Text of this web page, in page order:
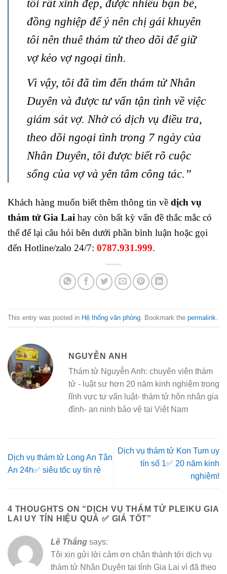
tôi rất xinh đẹp, được nhiều bạn bè,
đồng nghiệp để ý nên chị gái khuyên
tôi nên thuê thám tử theo dõi để giữ
vợ kẻo vợ ngoại tình.
Vì vậy, tôi đã tìm đến thám tử Nhân
Duyên và được tư vấn tận tình về việc
giám sát vợ. Nhờ có dịch vụ điều tra,
theo dõi ngoại tình trong 7 ngày của
Nhân Duyên, tôi được biết rõ cuộc
sống của vợ và yên tâm công tác.”
Khách hàng muốn biết thêm thông tin về dịch vụ
thám tử Gia Lai hay còn bất kỳ vấn đề thắc mắc có
thể để lại câu hỏi bên dưới phần bình luận hoặc gọi
đến Hotline/zalo 24/7: 0787.931.999.
This entry was posted in Hệ thống văn phòng . Bookmark the permalink
NGUYỄN ANH
Thám tử Nguyễn Anh: chuyên viên thám
tử - luật sư hơn 20 năm kinh nghiệm trong
lĩnh vực tư vấn luật- thám tử hôn nhân gia
đình- an ninh bảo vệ tại Việt Nam
Dịch vụ thám tử Long An Tân
An 24h✅ siêu tốc uy tín rẻ
Dịch vụ thám tử Kon Tum uy
tín số 1✅ 20 năm kinh
nghiệm!
4 THOUGHTS ON “ DỊCH VỤ THÁM TỬ PLEIKU GIA
LAI UY TÍN HIỆU QUẢ ✅ GIÁ TỐT”
Lê Thắng says:
Tôi xin gửi lời cảm ơn chân thành tới dịch vụ
thám tử Nhân Duyên tại tỉnh Gia Lai vì đã theo